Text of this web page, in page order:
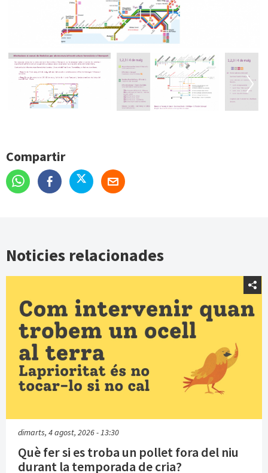
Next
Compartir
Noticies relacionades
dimarts, 4 agost, 2026 - 13:30
Què fer si es troba un pollet fora del niu
durant la temporada de cria?